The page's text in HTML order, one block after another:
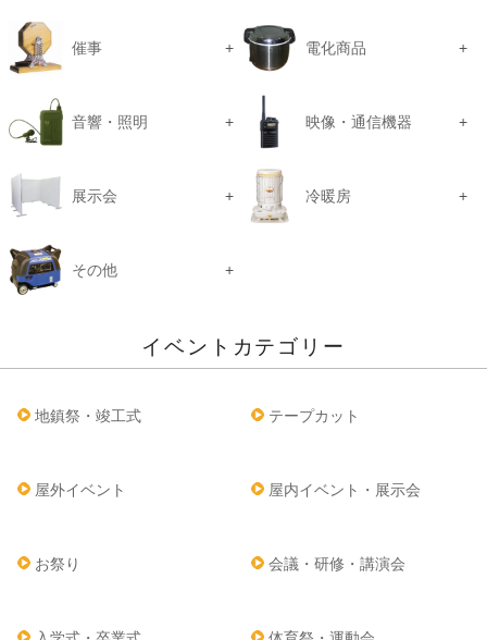
催事 電化商品
音響・照明 映像・通信機器
展示会 冷暖房
その他
イベントカテゴリー
地鎮祭・竣工式 テープカット
屋外イベント 屋内イベント・展示会
お祭り 会議・研修・講演会